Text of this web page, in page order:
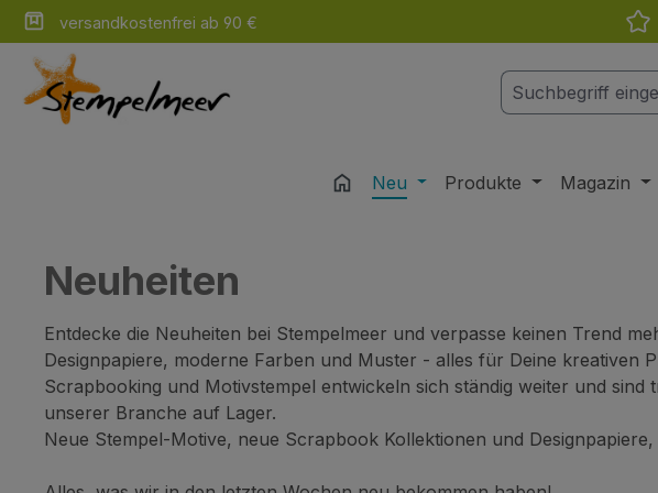
Hauptinhalt springen
Zur Suche springen
Zur Hauptnavigation springen
versandkostenfrei ab 90 €
Neu Produkte Magazin
Neuheiten
Entdecke die Neuheiten bei Stempelmeer und verpasse keinen Trend
Designpapiere, moderne Farben und Muster - alles für Deine kreativen
Scrapbooking und Motivstempel entwickeln sich ständig weiter und
unserer Branche auf Lager.
Neue Stempel-Motive, neue Scrapbook Kollektionen und